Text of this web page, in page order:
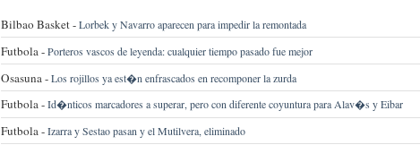
Bilbao Basket -Lorbek y Navarro aparecen para impedir la remontada
Futbola -Porteros vascos de leyenda: cualquier tiempo pasado fue mejor
Osasuna -Los rojillos ya est�n enfrascados en recomponer la zurda
Futbola -Id�nticos marcadores a superar, pero con diferente coyuntura para Alav�s y Eibar
Futbola -Izarra y Sestao pasan y el Mutilvera, eliminado